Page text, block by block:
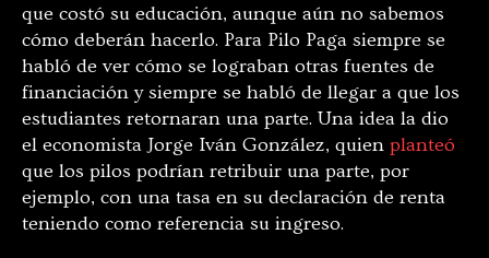
que costó su educación, aunque aún no sabemos
cómo deberán hacerlo. Para Pilo Paga siempre se
habló de ver cómo se lograban otras fuentes de
financiación y siempre se habló de llegar a que los
estudiantes retornaran una parte. Una idea la dio
el economista Jorge Iván González, quien planteó
que los pilos podrían retribuir una parte, por
ejemplo, con una tasa en su declaración de renta
teniendo como referencia su ingreso.